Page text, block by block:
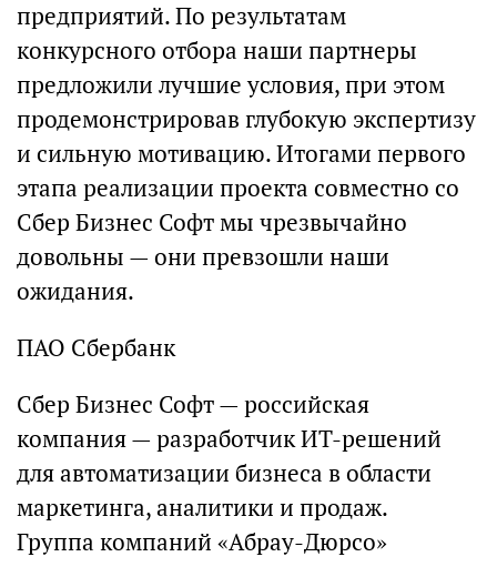
предприятий. По результатам
конкурсного отбора наши партнеры
предложили лучшие условия, при этом
продемонстрировав глубокую экспертизу
и сильную мотивацию. Итогами первого
этапа реализации проекта совместно со
Сбер Бизнес Софт мы чрезвычайно
довольны — они превзошли наши
ожидания.
ПАО Сбербанк
Сбер Бизнес Софт — российская
компания — разработчик ИТ-решений
для автоматизации бизнеса в области
маркетинга, аналитики и продаж.
Группа компаний «Абрау-Дюрсо»